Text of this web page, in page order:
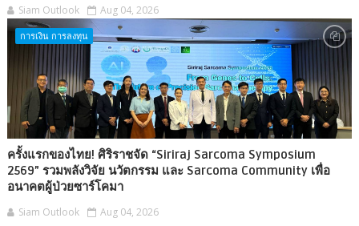
Siam Outlook Aug 04, 2026
การเงิน การลงทุน
ครั้งแรกของไทย! ศิริราชจัด “Siriraj Sarcoma Symposium
2569” รวมพลังวิจัย นวัตกรรม และ Sarcoma Community เพื่อ
อนาคตผู้ป่วยซาร์โคมา
Siam Outlook Aug 04, 2026